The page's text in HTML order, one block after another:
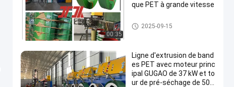
00:35
que PET à grande vitesse
Machine de fabrication de san
gles en PET
2025-09-15
Ligne d'extrusion de band
es PET avec moteur princ
ipal GUGAO de 37 kW et to
ur de pré-séchage de 500